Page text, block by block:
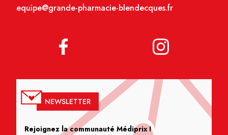
equipe@grande-pharmacie-blendecques.fr
NEWSLETTER
Rejoignez la communauté Médiprix !